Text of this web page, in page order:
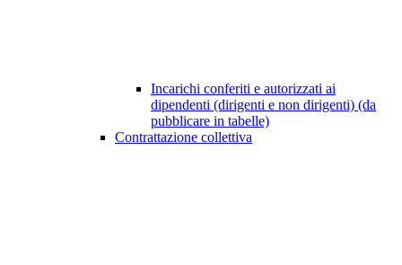
Incarichi conferiti e autorizzati ai
dipendenti (dirigenti e non dirigenti) (da
pubblicare in tabelle)
Contrattazione collettiva